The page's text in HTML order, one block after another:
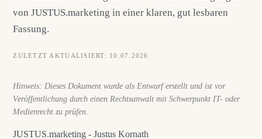
von JUSTUS.marketing in einer klaren, gut lesbaren
Fassung.
ZULETZT AKTUALISIERT: 10.07.2026
Hinweis: Dieses Dokument wurde als Entwurf erstellt und ist vor
Veröffentlichung durch einen Rechtsanwalt mit Schwerpunkt IT- oder
Medienrecht zu prüfen.
JUSTUS.marketing - Justus Kornath